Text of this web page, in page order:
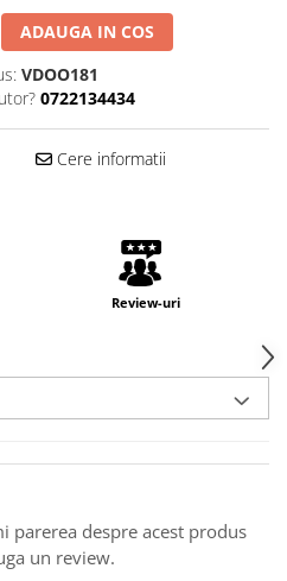
ADAUGA IN COS
VDOO181
0722134434
Cere informatii
Review-uri
parerea despre acest produs
un review.